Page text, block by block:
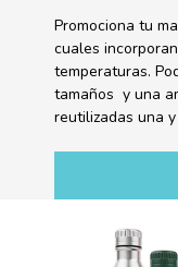
Promociona tu
cuales
temperaturas.
tamaños y una
reutilizadas una